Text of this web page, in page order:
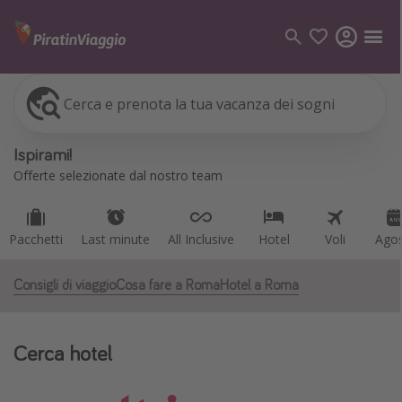
Cerca e prenota la tua vacanza dei sogni
Ispirami!
Offerte selezionate dal nostro team
Pacchetti Last minute All Inclusive Hotel Voli
Pacchetti
Voli
Vacanze
Italia
Consigli di viaggioCosa fare a RomaHotel a Roma
Cerca hotel